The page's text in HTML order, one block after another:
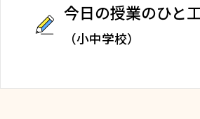
今日の授業のひと
（小中学校）